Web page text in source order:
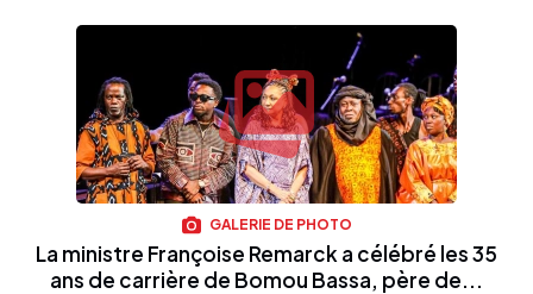
GALERIE DE PHOTO
La ministre Françoise Remarck a célébré les 35
ans de carrière de Bomou Bassa, père de...